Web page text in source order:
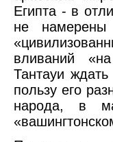
Египта - в
не
вливаний
Тантауи
пользу его
народа, в